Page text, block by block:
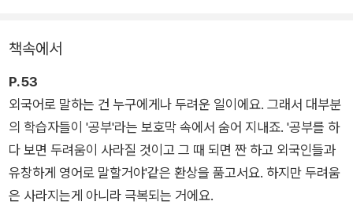
화의 맥락과 뉘앙스를 자연스럽게 살려주는 연결 표현 등이 다채
롭게 소개된다. 우리말 사고방식으로는 이해하기 힘든 희한한 영
어 표현이나 한국인이 자주 실수하는 어색한 표현의 교정 등 그동
안 채널에서 큰 인기를 끌었던 콘텐츠들도 다수 포함한다. 그리고
각 강의에 나온 모든 예문과 대화문을 소리 내어 연습할 수 있도
록 빨모쌤이 직접 녹음·제작한 음원 강의 영상이 〈라이브 아카데
미〉 채널에서 출간일 기준 구매자에 한해 순차적으로 공개된다.
책속에서
P.53
외국어로 말하는 건 누구에게나 두려운 일이에요. 그래서 대부분
의 학습자들이 '공부'라는 보호막 속에서 숨어 지내죠. '공부를 하
다 보면 두려움이 사라질 것이고 그 때 되면 짠 하고 외국인들과
유창하게 영어로 말할거야'같은 환상을 품고서요. 하지만 두려움
은 사라지는게 아니라 극복되는 거에요.